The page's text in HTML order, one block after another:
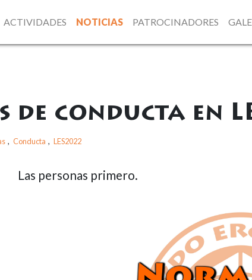
ACTIVIDADES NOTICIAS PATROCINADORES
de conducta en
, Conducta , LES2022
Las personas primero.